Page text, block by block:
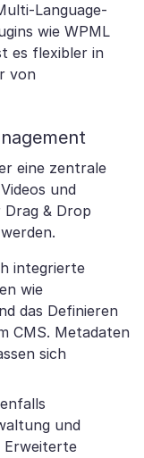
Language-
wie WPML
es flexibler in
von
eine zentrale
und
& Drop
integrierte
wie
das Definieren
CMS. Metadaten
sich
und
Erweiterte